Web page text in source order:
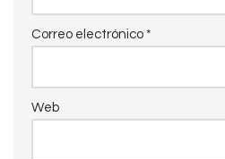
Correo electrónico *
Web